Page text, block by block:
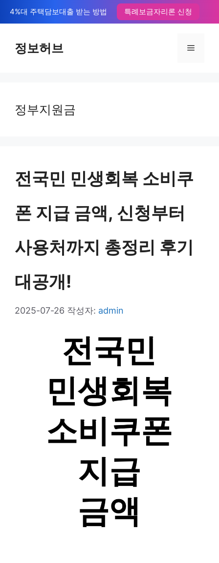
텐
4%대 주택담보대출 받는 방법 특례보금자리론 신청
정보허브 메
정부지원금
전국민 민생회복 소비쿠
폰 지급 금액, 신청부터
사용처까지 총정리 후기
대공개!
2025-07-26 작성자: admin